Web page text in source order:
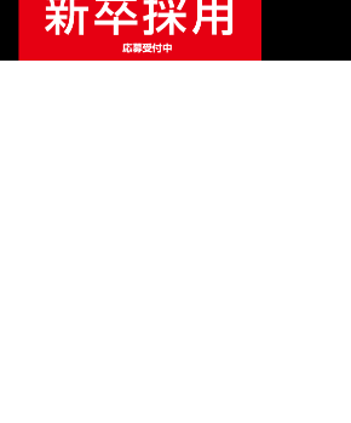
販売価格¥42,570（税込）